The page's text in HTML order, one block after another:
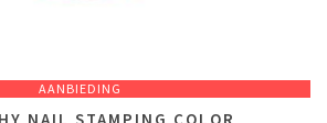
AANBIEDING